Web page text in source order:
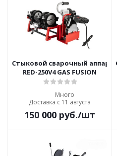
Стыковой сварочный
RED-250V4 GAS FUSION
Много
Доставка с 11 августа
150 000руб./шт